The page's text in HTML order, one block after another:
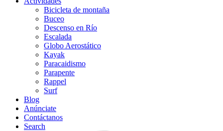
Bicicleta de montaña
Buceo
Descenso en Río
Escalada
Globo Aerostático
Kayak
Paracaidismo
Parapente
Rappel
Surf
Blog
Anúnciate
Contáctanos
Search